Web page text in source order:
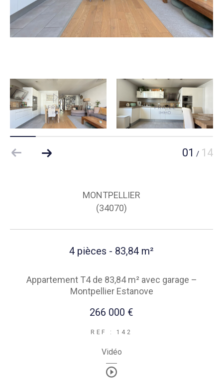
01 / 14
MONTPELLIER
(34070)
4 pièces - 83,84 m²
Appartement T4 de 83,84 m² avec garage –
Montpellier Estanove
266 000 €
REF : 142
Vidéo